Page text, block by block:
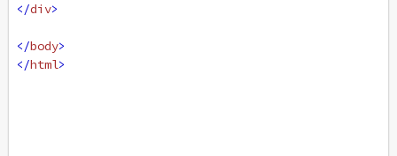
</div>
</body>
</html>